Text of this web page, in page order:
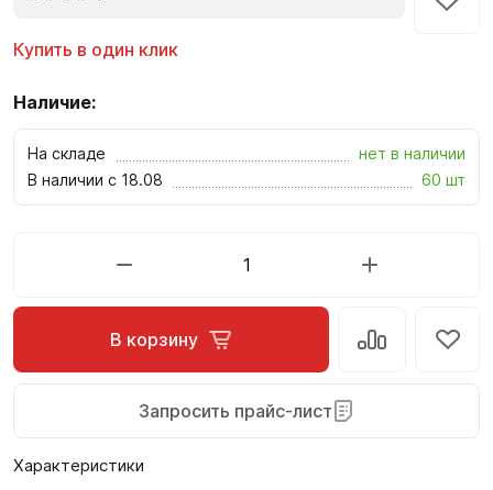
Характеристики
Купить в один клик
Наличие:
На складе
нет в наличии
В наличии с 18.08
60 шт
В корзину
Запросить прайс-лист